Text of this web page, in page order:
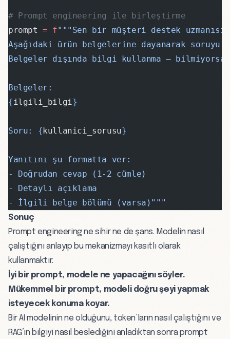
# Prompt engineering ile birleştirme
prompt = f"""Sen bir müşteri destek
Aşağıdaki ürün belgelerine dayanarak soruyu
Belgeler dışında bilgi kullanma —
Belgeler:
{ilgili_bilgi}
Soru: {kullanici_sorusu}
Yanıtını şu formatta ver:
- Doğrudan cevap (1-2 cümle)
- Detaylı açıklama
- İlgili belge bölümü (varsa)"""
Sonuç
Prompt engineering ne sihir ne de şans. Modelin nasıl
çalıştığını anlayıp bu mekanizmayı kasıtlı olarak
kullanmaktır.
İyi bir prompt, modele ne yapacağını söyler.
Mükemmel bir prompt, modeli doğru şeyi yapmak
isteyecek konuma koyar.
BirAI modelinin ne olduğunu, token’ların nasıl çalıştığını ve
RAG’ın bilgiyi nasıl beslediğini anladıktan sonra prompt